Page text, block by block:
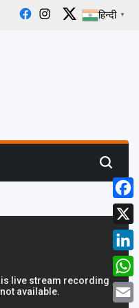
Facebook
Instagram
X हिन्दी ▼
Search
X